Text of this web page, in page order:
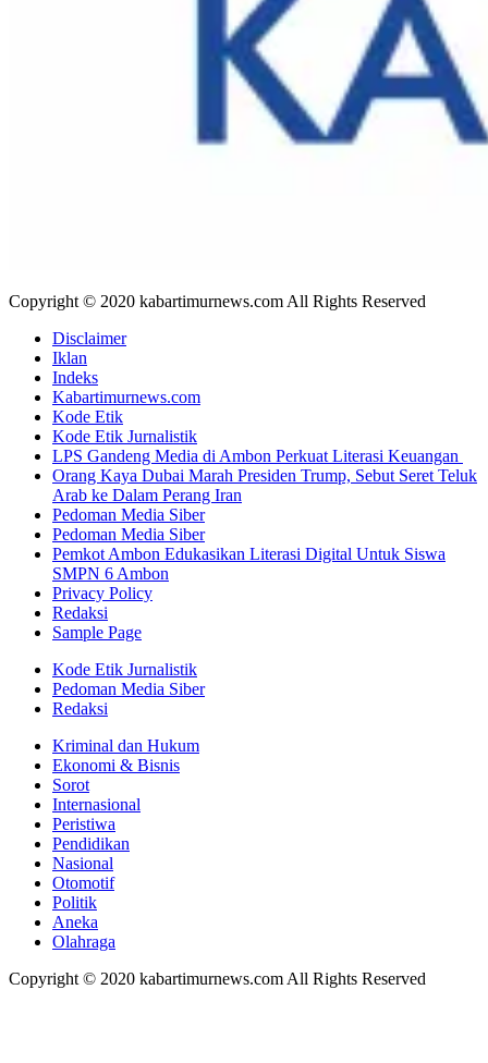
Copyright © 2020 kabartimurnews.com All Rights Reserved
Disclaimer
Iklan
Indeks
Kabartimurnews.com
Kode Etik
Kode Etik Jurnalistik
LPS Gandeng Media di Ambon Perkuat Literasi Keuangan
Orang Kaya Dubai Marah Presiden Trump, Sebut Seret Teluk
Arab ke Dalam Perang Iran
Pedoman Media Siber
Pedoman Media Siber
Pemkot Ambon Edukasikan Literasi Digital Untuk Siswa
SMPN 6 Ambon
Privacy Policy
Redaksi
Sample Page
Kode Etik Jurnalistik
Pedoman Media Siber
Redaksi
Kriminal dan Hukum
Ekonomi & Bisnis
Sorot
Internasional
Peristiwa
Pendidikan
Nasional
Otomotif
Politik
Aneka
Olahraga
Copyright © 2020 kabartimurnews.com All Rights Reserved